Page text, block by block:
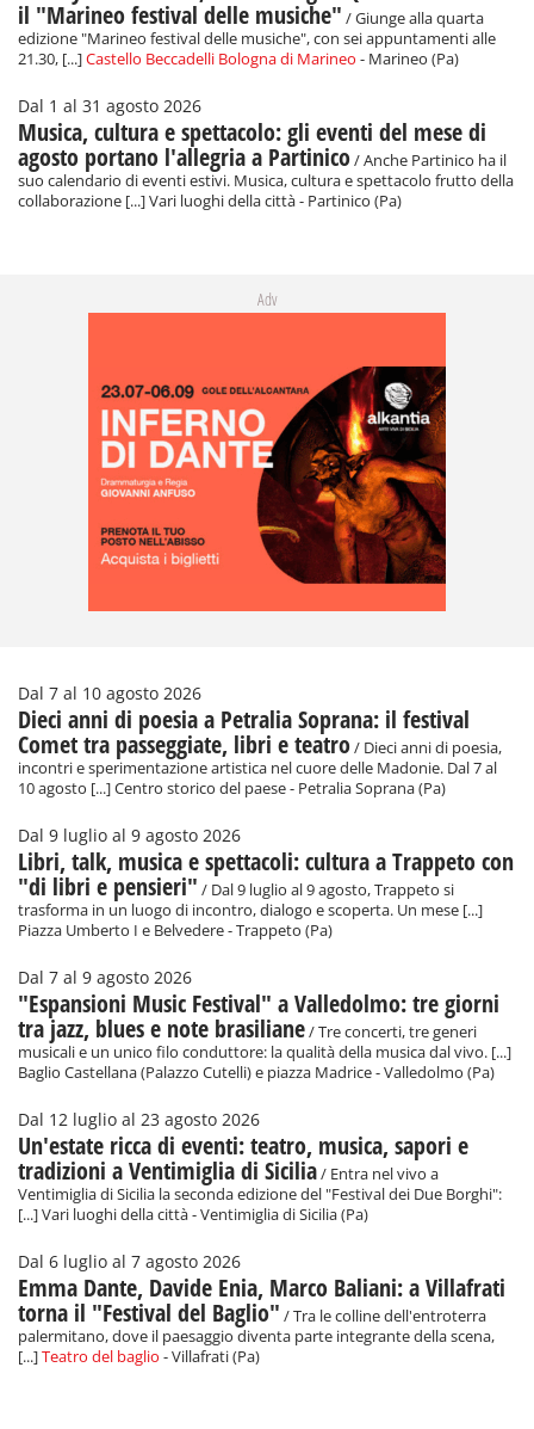
il "Marineo festival delle musiche" / Giunge alla quarta
edizione "Marineo festival delle musiche", con sei appuntamenti alle
21.30, [...]Castello Beccadelli Bologna di Marineo - Marineo (Pa)
Dal 1 al 31 agosto 2026
Musica, cultura e spettacolo: gli eventi del mese di
agosto portano l'allegria a Partinico/ Anche Partinico ha il
suo calendario di eventi estivi. Musica, cultura e spettacolo frutto della
collaborazione [...] Vari luoghi della città - Partinico (Pa)
Adv
Dal 7 al 10 agosto 2026
Dieci anni di poesia a Petralia Soprana: il festival
Comet tra passeggiate, libri e teatro/ Dieci anni di poesia,
incontri e sperimentazione artistica nel cuore delle Madonie. Dal 7 al
10 agosto [...] Centro storico del paese - Petralia Soprana (Pa)
Dal 9 luglio al 9 agosto 2026
Libri, talk, musica e spettacoli: cultura a Trappeto con
"di libri e pensieri" / Dal 9 luglio al 9 agosto, Trappeto si
trasforma in un luogo di incontro, dialogo e scoperta. Un mese [...]
Piazza Umberto I e Belvedere - Trappeto (Pa)
Dal 7 al 9 agosto 2026
"Espansioni Music Festival" a Valledolmo: tre giorni
tra jazz, blues e note brasiliane/ Tre concerti, tre generi
musicali e un unico filo conduttore: la qualità della musica dal vivo. [...]
Baglio Castellana (Palazzo Cutelli) e piazza Madrice - Valledolmo (Pa)
Dal 12 luglio al 23 agosto 2026
Un'estate ricca di eventi: teatro, musica, sapori e
tradizioni a Ventimiglia di Sicilia/ Entra nel vivo a
Ventimiglia di Sicilia la seconda edizione del "Festival dei Due Borghi":
[...] Vari luoghi della città - Ventimiglia di Sicilia (Pa)
Dal 6 luglio al 7 agosto 2026
Emma Dante, Davide Enia, Marco Baliani: a Villafrati
torna il "Festival del Baglio" / Tra le colline dell'entroterra
palermitano, dove il paesaggio diventa parte integrante della scena,
[...]Teatro del baglio - Villafrati (Pa)